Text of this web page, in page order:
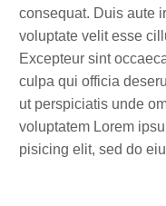
consequat. Duis aute
voluptate velit esse
Excepteur sint
culpa qui officia
ut perspiciatis unde
voluptatem Lorem
pisicing elit, sed do